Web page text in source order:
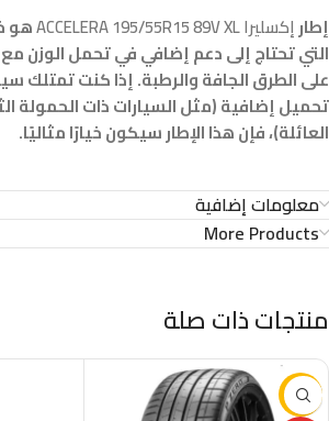
إطارإكسليرا ACCELERA 195/55R15 89V XL
هو
التي تحتاج إلى دعم إضافي في تحمل الوزن مع
على الطرق الجافة والرطبة. إذا كنت تمتلك
تحميل إضافية (مثل السيارات ذات الحمولة
العائلة)، فإن هذا الإطار سيكون خيارًا مثاليًا.
معلومات إضافية
More Products
منتجات ذات صلة
-16%